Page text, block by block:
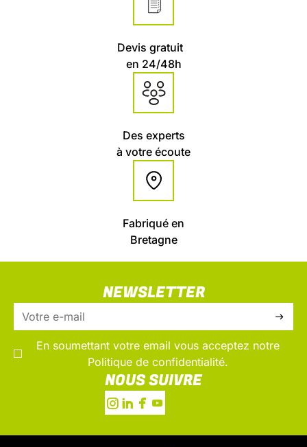
Devis gratuit
en 24/48h
Des experts
à votre écoute
Fabriqué en
Bretagne
NEWSLETTER
En soumettant votre email vous acceptez notre
Politique de confidentialité.
NOUS SUIVRE